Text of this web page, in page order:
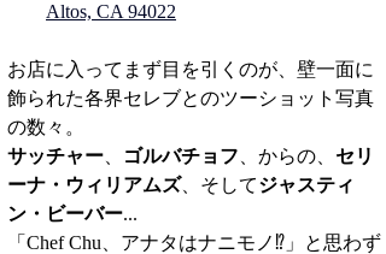
Altos, CA 94022
お店に入ってまず目を引くのが、壁一面に
飾られた各界セレブとのツーショット写真
の数々。
サッチャー
ゴルバチョフ 、からの、 セリ
ーナ・ウィリアムズ、そしてジャスティ
ン・ビーバー...
「Chef Chu、アナタはナニモノ⁉︎」と思わず